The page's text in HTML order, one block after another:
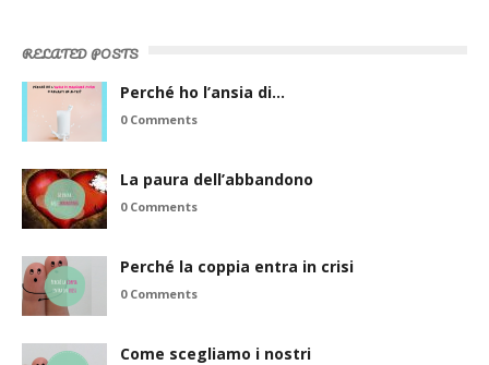
RELATED POSTS
Perché ho l’ansia di…
0 Comments
La paura dell’abbandono
0 Comments
Perché la coppia entra in crisi
0 Comments
Come scegliamo i nostri